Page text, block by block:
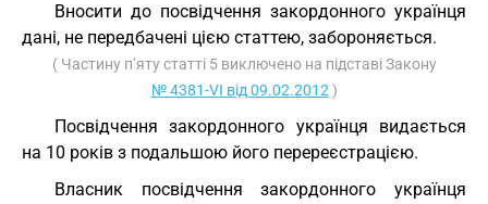
Вносити до посвідчення закордонного українця
дані, не передбачені цією статтею, забороняється.
( Частину п’яту статті 5 виключено на підставі Закону
№ 4381-VI від 09.02.2012 )
Посвідчення закордонного українця видається
на 10 років з подальшою його перереєстрацією.
Власник посвідчення закордонного українця